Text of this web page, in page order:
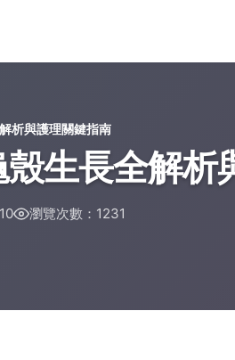
析與護理關鍵指南
生長全解析
瀏覽次數：1231